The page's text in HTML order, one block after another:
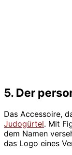
5. Der
Das Accessoire,
Judogürtel. Mit
dem Namen
das Logo eines